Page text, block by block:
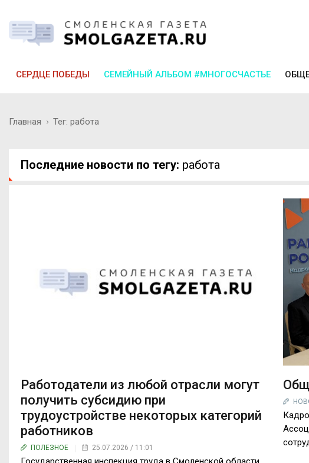
СЕРДЦЕ ПОБЕДЫ СЕМЕЙНЫЙ АЛЬБОМ #МНОГОСЧАСТЬЕ
Главная Тег: работа
Последние новости по тегу: работа
Работодатели из любой отрасли могут
получить субсидию при
трудоустройстве некоторых категорий
работников
ПОЛЕЗНОЕ 25.07.2026 / 11:01